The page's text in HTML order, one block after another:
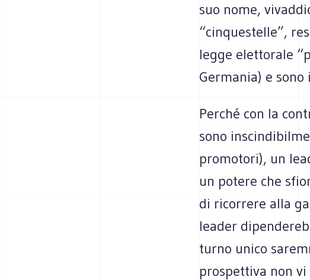
suo nome,
“cinquestelle”,
legge elettorale
Germania) e
Perché con la
sono
promotori), un
un potere che
di ricorrere alla
leader
turno unico
prospettiva non